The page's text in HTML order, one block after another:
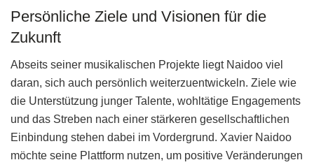
Persönliche Ziele und Visionen für die
Zukunft
Abseits seiner musikalischen Projekte liegt Naidoo viel
daran, sich auch persönlich weiterzuentwickeln. Ziele wie
die Unterstützung junger Talente, wohltätige Engagements
und das Streben nach einer stärkeren gesellschaftlichen
Einbindung stehen dabei im Vordergrund. Xavier Naidoo
möchte seine Plattform nutzen, um positive Veränderungen